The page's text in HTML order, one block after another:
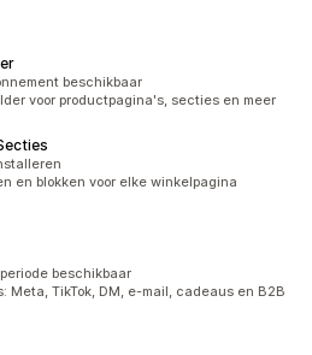
beschikbaar
voor productpagina's, secties en meer
en blokken voor elke winkelpagina
beschikbaar
Meta, TikTok, DM, e-mail, cadeaus en B2B